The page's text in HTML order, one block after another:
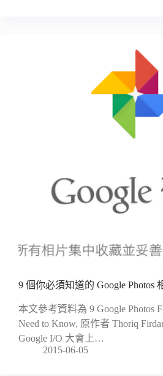
9 個你必須知道的 Google Photos
本文參考資料為 9 Google Photos
Need to Know, 原作者 Thoriq
Google I/O 大會上…
2015-06-05